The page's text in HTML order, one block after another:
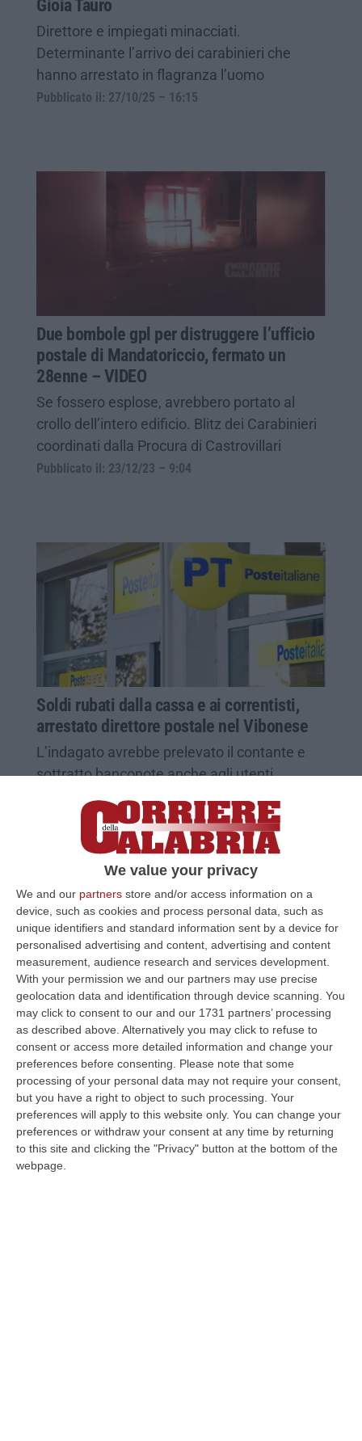
We value your privacy
We and our partners store and/or access information on a
device, such as cookies and process personal data, such as
unique identifiers and standard information sent by a device for
personalised advertising and content, advertising and content
measurement, audience research and services development.
With your permission we and our partners may use precise
geolocation data and identification through device scanning. You
may click to consent to our and our 1731 partners’ processing
as described above. Alternatively you may click to refuse to
consent or access more detailed information and change your
preferences before consenting.
Please note that some
processing of your personal data may not require your consent,
but you have a right to object to such processing. Your
preferences will apply to this website only. You can change your
preferences or withdraw your consent at any time by returning
to this site and clicking the "Privacy" button at the bottom of the
webpage.
Gioia Tauro
Direttore e impiegati minacciati.
Determinante l’arrivo dei carabinieri che
hanno arrestato in flagranza l’uomo
Pubblicato il: 27/10/25 – 16:15
Due bombole gpl per distruggere l’ufficio
postale di Mandatoriccio, fermato un
28enne – VIDEO
Se fossero esplose, avrebbero portato al
crollo dell’intero edificio. Blitz dei Carabinieri
coordinati dalla Procura di Castrovillari
Pubblicato il: 23/12/23 – 9:04
Soldi rubati dalla cassa e ai correntisti,
arrestato direttore postale nel Vibonese
L’indagato avrebbe prelevato il contante e
sottratto banconote anche agli utenti
Pubblicato il: 28/10/23 – 11:31
Rapine all’ufficio postale di Zumpano, due
arresti nel Cosentino
In manette un 34enne e un 25enne per le
rapine avvenute il 30 luglio e il 16 settembre
Pubblicato il: 12/11/22 – 17:19